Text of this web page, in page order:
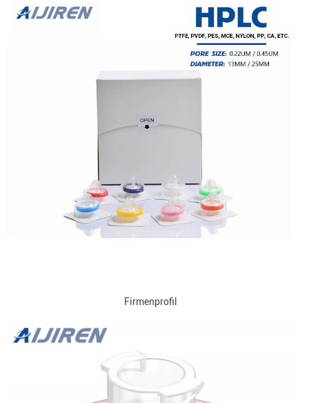
Firmenprofil